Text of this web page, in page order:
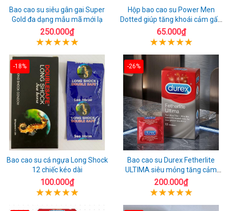
Bao cao su siêu gân gai Super
Gold đa dạng mẫu mã mới lạ
250.000₫
Hộp bao cao su Power Men
Dotted giúp tăng khoái cảm gấp
đôi
65.000₫
-18%
Bao cao su cá ngựa Long Shock
12 chiếc kéo dài
100.000₫
-26%
Bao cao su Durex Fetherlite
ULTIMA siêu mỏng tăng cảm
giác
200.000₫